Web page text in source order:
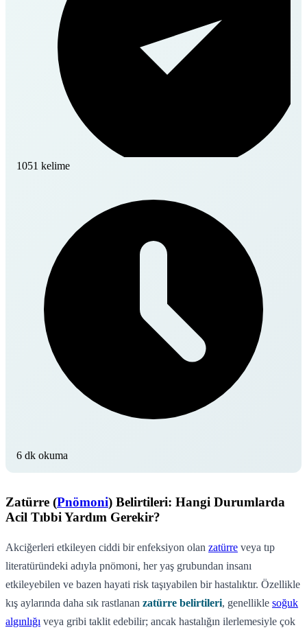
1051 kelime
6 dk okuma
Zatürre (Pnömoni) Belirtileri: Hangi Durumlarda
Acil Tıbbi Yardım Gerekir?
Akciğerleri etkileyen ciddi bir enfeksiyon olan zatürre veya tıp
literatüründeki adıyla pnömoni, her yaş grubundan insanı
etkileyebilen ve bazen hayati risk taşıyabilen bir hastalıktır. Özellikle
kış aylarında daha sık rastlanan zatürre belirtileri, genellikle soğuk
algınlığı veya gribi taklit edebilir; ancak hastalığın ilerlemesiyle çok